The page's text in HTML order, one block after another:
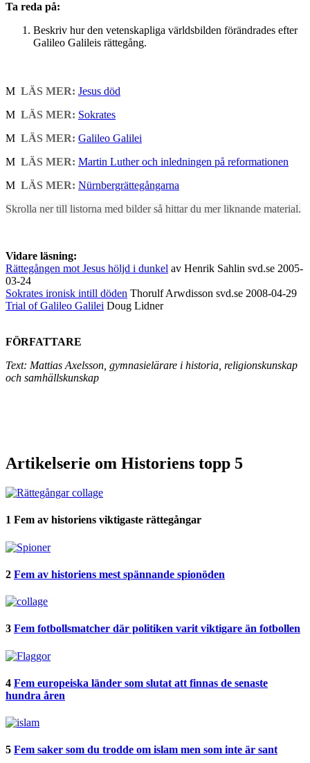
Ta reda på:
Beskriv hur den vetenskapliga världsbilden förändrades efter
Galileo Galileis rättegång.
M LÄS MER: Jesus död
M LÄS MER: Sokrates
M LÄS MER: Galileo Galilei
M LÄS MER: Martin Luther och inledningen på reformationen
M LÄS MER: Nürnbergrättegångarna
Skrolla ner till listorna med bilder så hittar du mer liknande material.
Vidare läsning:
Rättegången mot Jesus höljd i dunkel av Henrik Sahlin svd.se 2005-
03-24
Sokrates ironisk intill döden Thorulf Arwdisson svd.se 2008-04-29
Trial of Galileo Galilei Doug Lidner
FÖRFATTARE
Text: Mattias Axelsson, gymnasielärare i historia, religionskunskap
och samhällskunskap
Artikelserie om Historiens topp 5
1 Fem av historiens viktigaste rättegångar
2 Fem av historiens mest spännande spionöden
3 Fem fotbollsmatcher där politiken varit viktigare än fotbollen
4 Fem europeiska länder som slutat att finnas de senaste
hundra åren
5 Fem saker som du trodde om islam men som inte är sant